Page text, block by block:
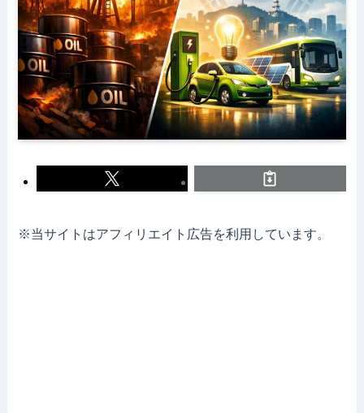
※当サイトはアフィリエイト広告を利用しています。